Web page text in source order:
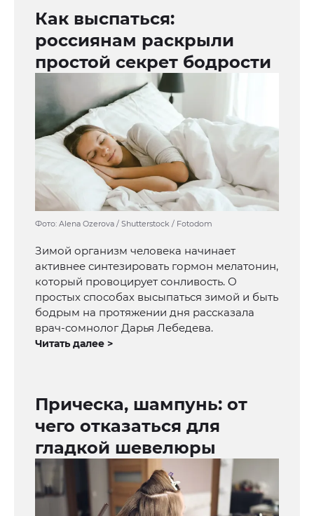
Как выспаться:
россиянам раскрыли
простой секрет бодрости
Фото: Alena Ozerova / Shutterstock / Fotodom
Зимой организм человека начинает
активнее синтезировать гормон мелатонин,
который провоцирует сонливость. О
простых способах высыпаться зимой и быть
бодрым на протяжении дня рассказала
врач-сомнолог Дарья Лебедева.
Читать далее >
Прическа, шампунь: от
чего отказаться для
гладкой шевелюры